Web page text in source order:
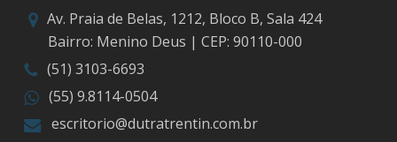
Av. Praia de Belas, 1212, Bloco B, Sala 424
Bairro: Menino Deus | CEP: 90110-000
(51) 3103-6693
(55) 9.8114-0504
escritorio@dutratrentin.com.br